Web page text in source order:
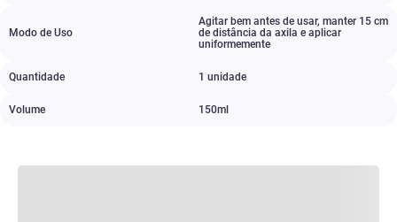
Modo de Uso
Agitar bem antes de usar, manter 15 cm
de distância da axila e aplicar
uniformemente
Quantidade 1 unidade​
Volume 150ml